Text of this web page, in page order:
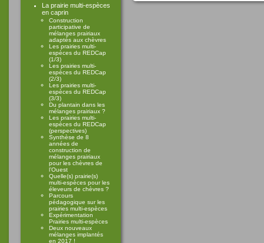
La prairie multi-espèces
en caprin
Construction
participative de
mélanges prairiaux
adaptés aux chèvres
Les prairies multi-
espèces du REDCap
(1/3)
Les prairies multi-
espèces du REDCap
(2/3)
Les prairies multi-
espèces du REDCap
(3/3)
Du plantain dans les
mélanges prairiaux ?
Les prairies multi-
espèces du REDCap
(perspectives)
Synthèse de 8
années de
construction de
mélanges prairiaux
pour les chèvres de
l’Ouest
Quelle(s) prairie(s)
multi-espèces pour les
éleveurs de chèvres ?
Parcours
pédagogique sur les
prairies multi-espèces
Expérimentation
Prairies multi-espèces
Deux nouveaux
mélanges implantés
en 2017 !